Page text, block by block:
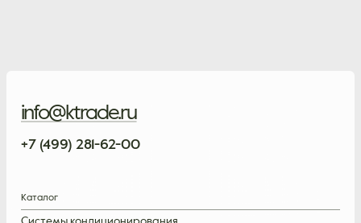
info@ktrade.ru
+7 (499) 281-62-00
Каталог